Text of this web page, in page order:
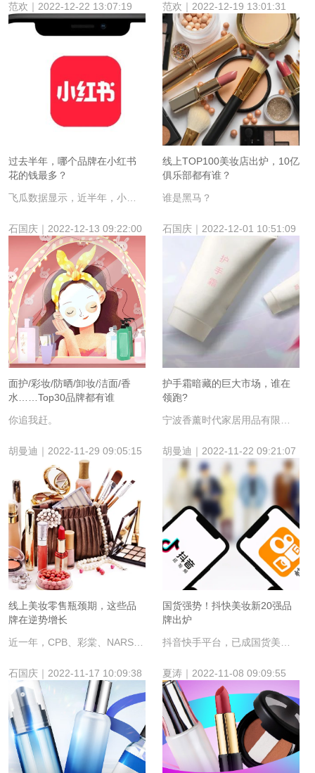
范欢｜2022-12-22 13:07:19 范欢｜2022-12-19 13:01:31
过去半年，哪个品牌在小红书
花的钱最多？
石国庆｜2022-12-13 09:22:00
线上TOP100美妆店出炉，10亿
俱乐部都有谁？
谁是黑马？
石国庆｜2022-12-01 10:51:09
面护/彩妆/防晒/卸妆/洁面/香
水……Top30品牌都有谁
你追我赶。
胡曼迪｜2022-11-29 09:05:15
护手霜暗藏的巨大市场，谁在
领跑?
胡曼迪｜2022-11-22 09:21:07
线上美妆零售瓶颈期，这些品
牌在逆势增长
石国庆｜2022-11-17 10:09:38
国货强势！抖快美妆新20强品
牌出炉
夏涛｜2022-11-08 09:09:55